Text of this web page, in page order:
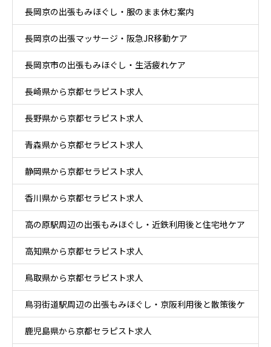
長岡京の出張もみほぐし・服のまま休む案内
長岡京の出張マッサージ・阪急JR移動ケア
長岡京市の出張もみほぐし・生活疲れケア
長崎県から京都セラピスト求人
長野県から京都セラピスト求人
青森県から京都セラピスト求人
静岡県から京都セラピスト求人
香川県から京都セラピスト求人
高の原駅周辺の出張もみほぐし・近鉄利用後と住宅地ケア
高知県から京都セラピスト求人
鳥取県から京都セラピスト求人
鳥羽街道駅周辺の出張もみほぐし・京阪利用後と散策後ケ
ア
鹿児島県から京都セラピスト求人